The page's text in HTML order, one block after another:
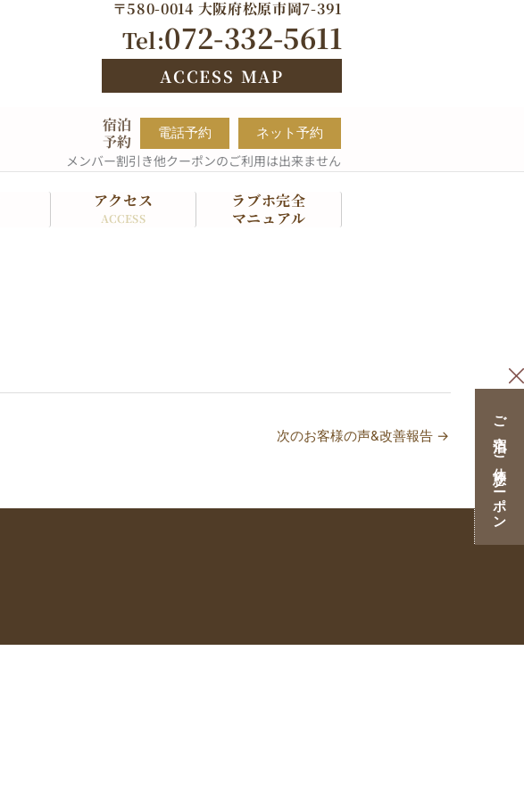
〒580-0014 大阪府松原市岡7-391
Tel:072-332-5611
ACCESS MAP
宿泊
予約
電話予約 ネット予約
メンバー割引き他クーポンのご利用は出来ません
アクセス
ACCESS
ラブホ完全
マニュアル
次のお客様の声&改善報告 → ご宿泊・ご休憩クーポン